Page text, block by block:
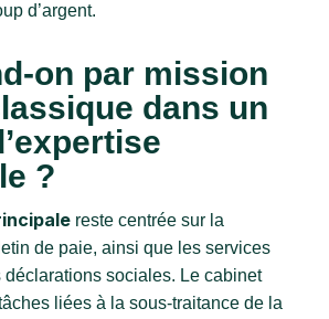
d’argent.
on par mission
dans un
?
reste centrée sur la
de paie, ainsi que les services
sociales. Le cabinet
liées à la sous-traitance de la